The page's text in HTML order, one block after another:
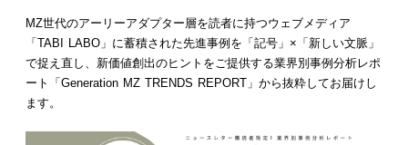
MZ世代のアーリーアダプター層を読者に持つウェブメディア
「TABI LABO」に蓄積された先進事例を「記号」×「新しい文脈」
で捉え直し、新価値創出のヒントをご提供する業界別事例分析レポ
ート「Generation MZ TRENDS REPORT」から抜粋してお届けし
ます。